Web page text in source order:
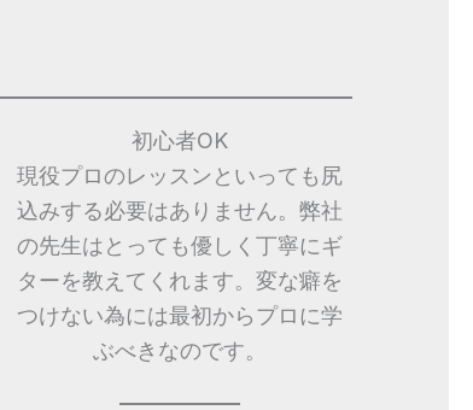
初心者OK
現役プロのレッスンといっても尻
込みする必要はありません。弊社
の先生はとっても優しく丁寧にギ
ターを教えてくれます。変な癖を
つけない為には最初からプロに学
ぶべきなのです。